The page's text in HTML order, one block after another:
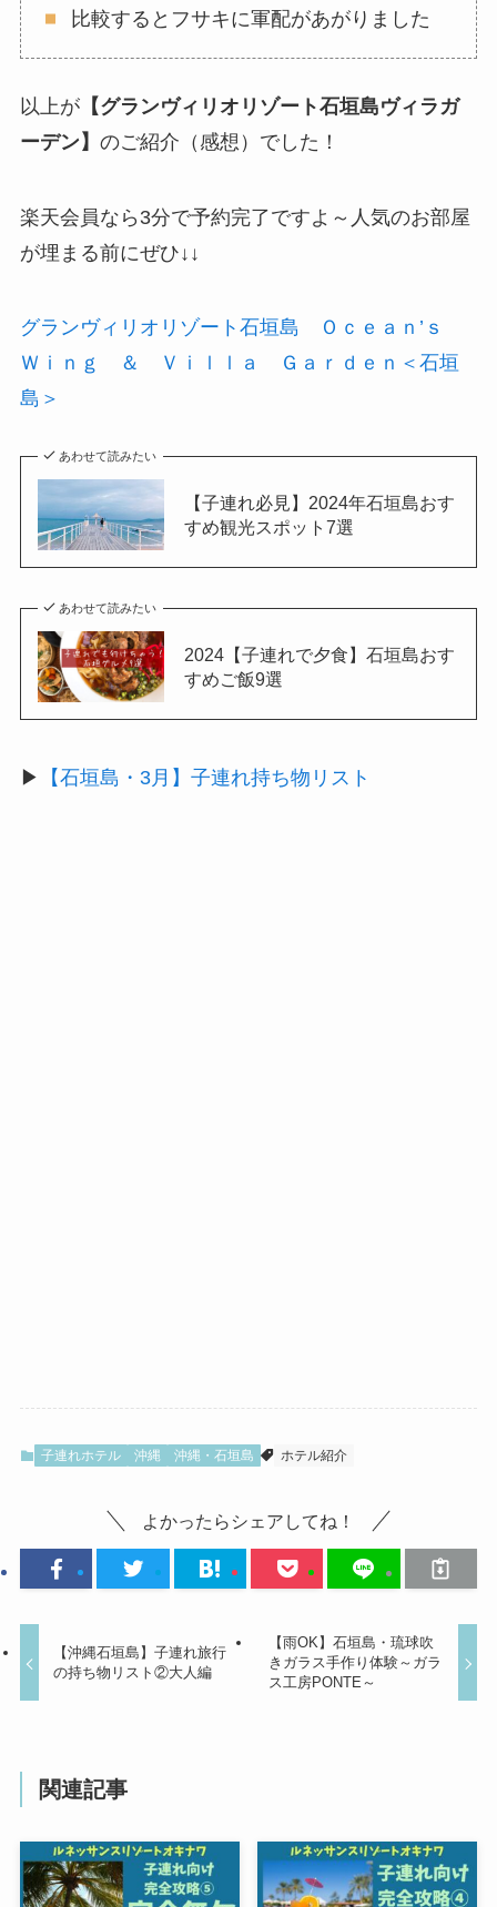
比較するとフサキに軍配があがりました
以上が【グランヴィリオリゾート石垣島ヴィラガ
ーデン】 のご紹介（感想）でした！
楽天会員なら3分で予約完了ですよ～人気のお部屋
が埋まる前にぜひ↓↓
グランヴィリオリゾート石垣島 Ｏｃｅａｎ’ｓ
Ｗｉｎｇ ＆ Ｖｉｌｌａ Ｇａｒｄｅｎ＜石垣
島＞
あわせて読みたい
【子連れ必見】2024年石垣島おす
すめ観光スポット7選
あわせて読みたい
2024【子連れで夕食】石垣島おす
すめご飯9選
▶ 【石垣島・3月】子連れ持ち物リスト
子連れホテル 沖縄 沖縄・石垣島 ホテル紹介
よかったらシェアしてね！
【沖縄石垣島】子連れ旅行
の持ち物リスト②大人編
【雨OK】石垣島・琉球吹
きガラス手作り体験～ガラ
ス工房PONTE～
関連記事